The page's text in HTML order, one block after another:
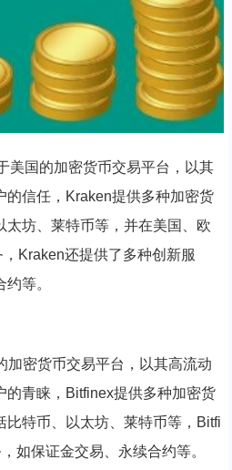
美国的加密货币交易平台，以其
的信任，Kraken提供多种加密货
太坊、莱特币等，并在美国、欧
Kraken还提供了多种创新服
等。
加密货币交易平台，以其高流动
的青睐，Bitfinex提供多种加密货
比特币、以太坊、莱特币等，Bitfi
如保证金交易、永续合约等。